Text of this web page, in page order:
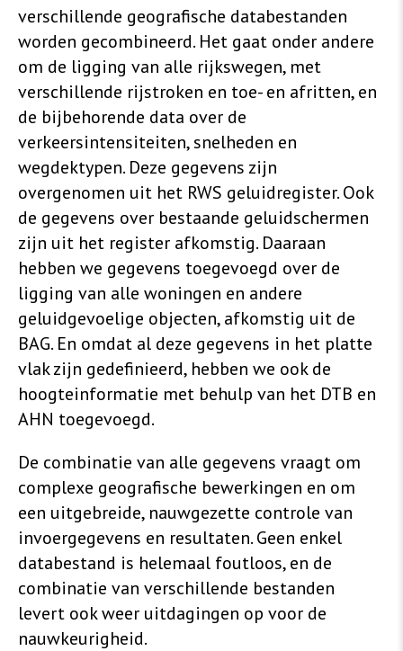
verschillende geografische databestanden
worden gecombineerd. Het gaat onder andere
om de ligging van alle rijkswegen, met
verschillende rijstroken en toe- en afritten, en
de bijbehorende data over de
verkeersintensiteiten, snelheden en
wegdektypen. Deze gegevens zijn
overgenomen uit het RWS geluidregister. Ook
de gegevens over bestaande geluidschermen
zijn uit het register afkomstig. Daaraan
hebben we gegevens toegevoegd over de
ligging van alle woningen en andere
geluidgevoelige objecten, afkomstig uit de
BAG. En omdat al deze gegevens in het platte
vlak zijn gedefinieerd, hebben we ook de
hoogteinformatie met behulp van het DTB en
AHN toegevoegd.
De combinatie van alle gegevens vraagt om
complexe geografische bewerkingen en om
een uitgebreide, nauwgezette controle van
invoergegevens en resultaten. Geen enkel
databestand is helemaal foutloos, en de
combinatie van verschillende bestanden
levert ook weer uitdagingen op voor de
nauwkeurigheid.